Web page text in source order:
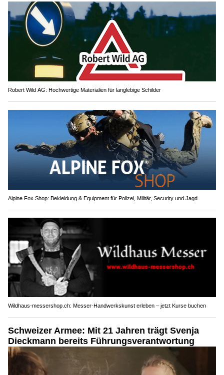
Robert Wild AG: Hochwertige Materialien für langlebige Schilder
Alpine Fox Shop: Bekleidung & Equipment für Polizei, Militär, Security und Jagd
Wildhaus-messershop.ch: Messer-Handwerkskunst erleben – jetzt Kurse buchen
Schweizer Armee: Mit 21 Jahren trägt Svenja
Dieckmann bereits Führungsverantwortung